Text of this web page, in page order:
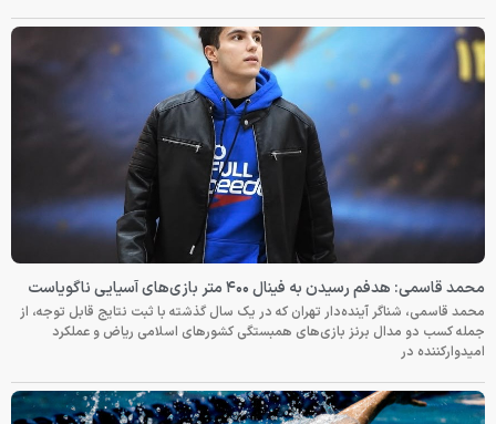
محمد قاسمی: هدفم رسیدن به فینال ۴۰۰ متر بازی‌های آسیایی ناگویاست
محمد قاسمی، شناگر آینده‌دار تهران که در یک سال گذشته با ثبت نتایج قابل توجه، از
جمله کسب دو مدال برنز بازی‌های همبستگی کشورهای اسلامی ریاض و عملکرد
امیدوارکننده در